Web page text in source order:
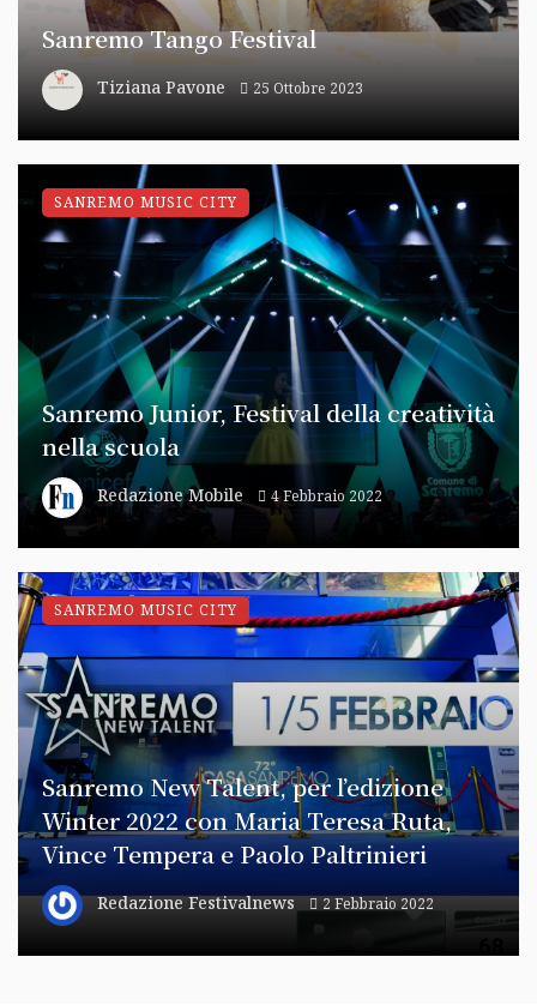
Sanremo Tango Festival
Tiziana Pavone 25 Ottobre 2023
Sanremo Junior, Festival della creatività
nella scuola
Redazione Mobile 4 Febbraio 2022
SANREMO MUSIC CITY
Sanremo New Talent, per l’edizione
Winter 2022 con Maria Teresa Ruta,
Vince Tempera e Paolo Paltrinieri
Redazione Festivalnews 2 Febbraio 2022
SANREMO MUSIC CITY